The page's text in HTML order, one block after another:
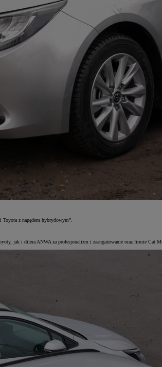
z napędem hybrydowym”.
jak i dilera ANWA za profesjonalizm i zaangażowanie oraz firmie Cat